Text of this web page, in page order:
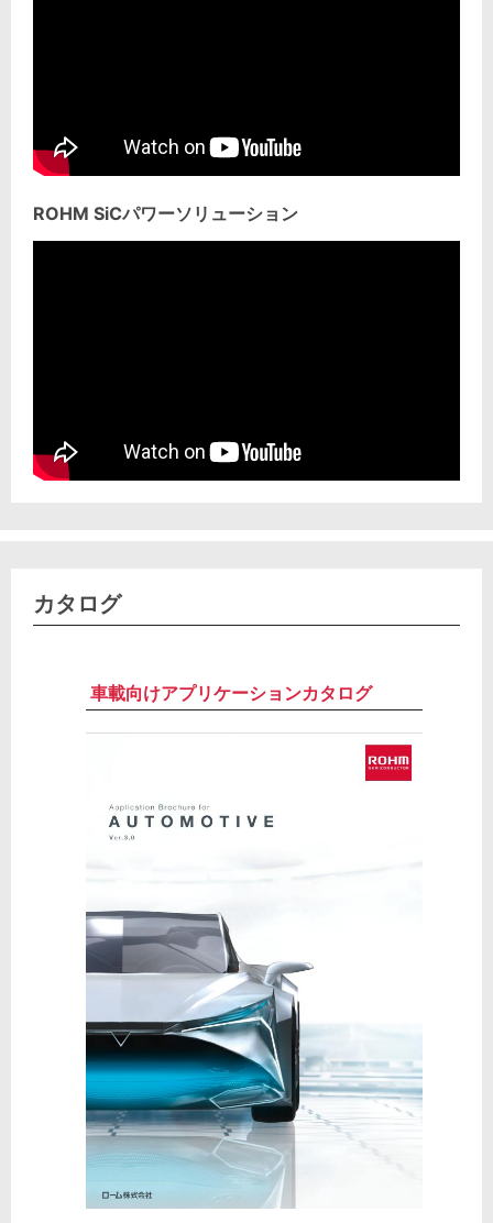
ROHM SiCパワーソリューション
カタログ
車載向けアプリケーションカタログ